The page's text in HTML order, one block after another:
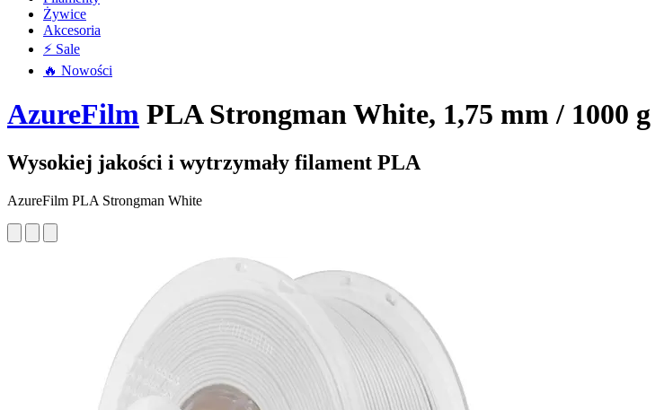
Żywice
Akcesoria
⚡ Sale
🔥 Nowości
AzureFilm PLA Strongman White, 1,75 mm / 1000 g
Wysokiej jakości i wytrzymały filament PLA
AzureFilm PLA Strongman White